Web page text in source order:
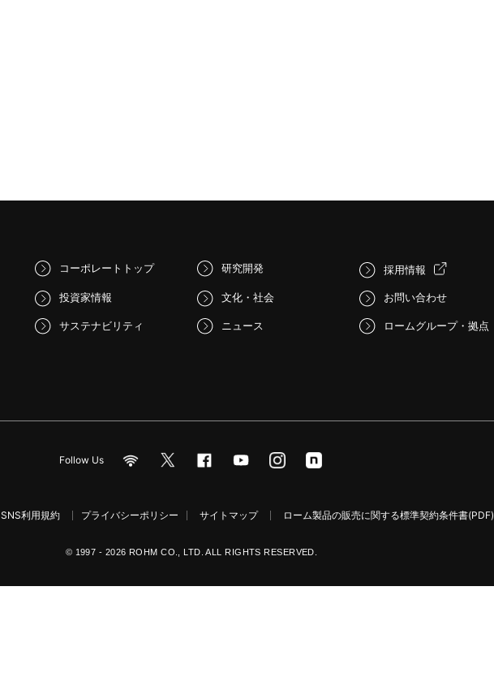
コーポレートトップ
投資家情報
サステナビリティ
研究開発
文化・社会
ニュース
採用情報
お問い合わせ
ロームグループ・拠点
Follow Us
SNS利用規約 プライバシーポリシー サイトマップ ローム製品の販売に関する標準契約条件書(PDF)
© 1997 - 2026 ROHM CO., LTD. ALL RIGHTS RESERVED.